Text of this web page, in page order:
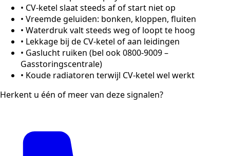
• CV-ketel slaat steeds af of start niet op
• Vreemde geluiden: bonken, kloppen, fluiten
• Waterdruk valt steeds weg of loopt te hoog
• Lekkage bij de CV-ketel of aan leidingen
• Gaslucht ruiken (bel ook 0800-9009 –
Gasstoringscentrale)
• Koude radiatoren terwijl CV-ketel wel werkt
Herkent u één of meer van deze signalen?